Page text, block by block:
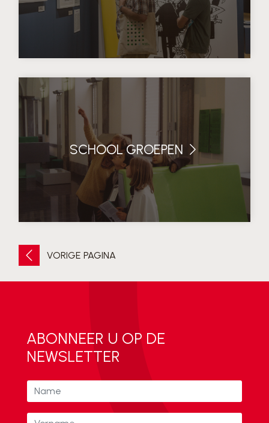
SCHOOL GROEPEN
VORIGE PAGINA
ABONNEER U OP DE
NEWSLETTER